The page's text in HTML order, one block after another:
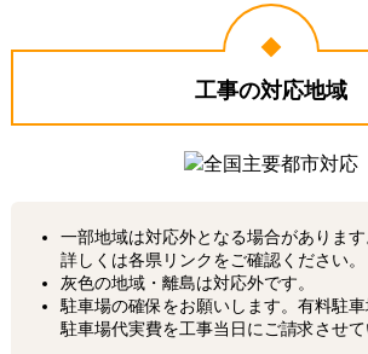
工事の対応地域
一部地域は対応外となる場合があります
詳しくは各県リンクをご確認ください。
灰色の地域・離島は対応外です。
駐車場の確保をお願いします。有料駐
駐車場代実費を工事当日にご請求させ